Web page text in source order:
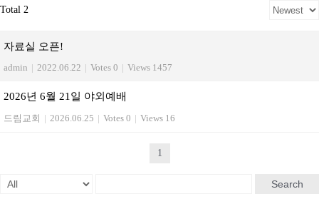
Total 2
자료실 오픈!
admin | 2022.06.22 | Votes 0 | Views 1457
2026년 6월 21일 야외예배
드림교회 | 2026.06.25 | Votes 0 | Views 16
1
Search